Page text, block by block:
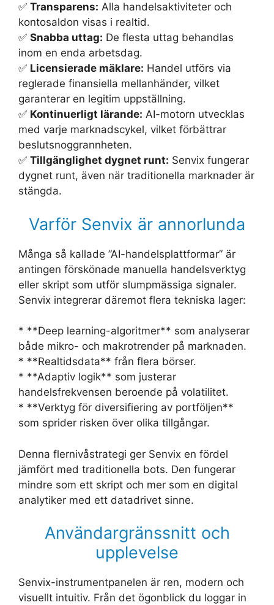
✅ Transparens: Alla handelsaktiviteter och
kontosaldon visas i realtid.
✅ Snabba uttag: De flesta uttag behandlas
inom en enda arbetsdag.
✅ Licensierade mäklare: Handel utförs via
reglerade finansiella mellanhänder, vilket
garanterar en legitim uppställning.
✅ Kontinuerligt lärande: AI-motorn utvecklas
med varje marknadscykel, vilket förbättrar
beslutsnoggrannheten.
✅ Tillgänglighet dygnet runt: Senvix fungerar
dygnet runt, även när traditionella marknader är
stängda.
Varför Senvix är annorlunda
Många så kallade ”AI-handelsplattformar” är
antingen förskönade manuella handelsverktyg
eller skript som utför slumpmässiga signaler.
Senvix integrerar däremot flera tekniska lager:
* **Deep learning-algoritmer** som analyserar
både mikro- och makrotrender på marknaden.
* **Realtidsdata** från flera börser.
* **Adaptiv logik** som justerar
handelsfrekvensen beroende på volatilitet.
* **Verktyg för diversifiering av portföljen**
som sprider risken över olika tillgångar.
Denna flernivåstrategi ger Senvix en fördel
jämfört med traditionella bots. Den fungerar
mindre som ett skript och mer som en digital
analytiker med ett datadrivet sinne.
Användargränssnitt och
upplevelse
Senvix-instrumentpanelen är ren, modern och
visuellt intuitiv. Från det ögonblick du loggar in